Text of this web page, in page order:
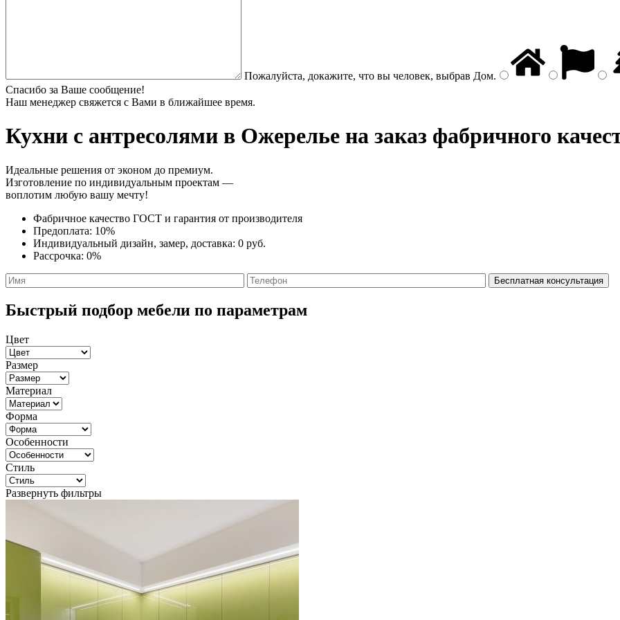
Пожалуйста, докажите, что вы человек, выбрав Дом.
Спасибо за Ваше сообщение!
Наш менеджер свяжется с Вами в ближайшее время.
Кухни с антресолями в Ожерелье на заказ фабричного
Идеальные решения от эконом до премиум.
Изготовление по индивидуальным проектам —
воплотим любую вашу мечту!
Фабричное качество ГОСТ и гарантия от производителя
Предоплата: 10%
Индивидуальный дизайн, замер, доставка: 0 руб.
Рассрочка: 0%
Быстрый подбор мебели по параметрам
Цвет
Размер
Материал
Форма
Особенности
Стиль
Развернуть фильтры